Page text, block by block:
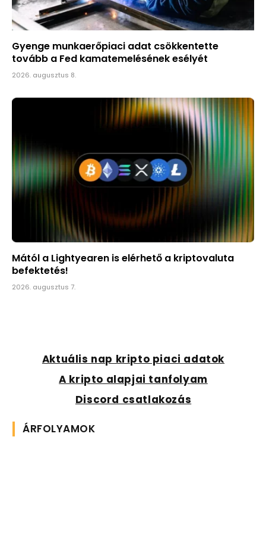
Gyenge munkaerőpiaci adat csökkentette
tovább a Fed kamatemelésének esélyét
2026. augusztus 8.
Mától a Lightyearen is elérhető a kriptovaluta
befektetés!
2026. augusztus 7.
Aktuális nap kripto piaci adatok
A kripto alapjai tanfolyam
Discord csatlakozás
ÁRFOLYAMOK